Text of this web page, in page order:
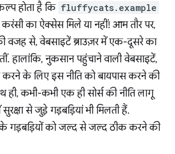
होता है कि fluffycats.example
का ऐक्सेस मिले या नहीं! आम तौर पर,
वजह से, वेबसाइटें ब्राउज़र में एक-दूसरे का
हालांकि, नुकसान पहुंचाने वाली वेबसाइटें,
करने के लिए इस नीति को बायपास करने की
कभी-कभी एक ही सोर्स की नीति लागू
से जुड़े गड़बड़ियां भी मिलती हैं.
गड़बड़ियों को जल्द से जल्द ठीक करने की